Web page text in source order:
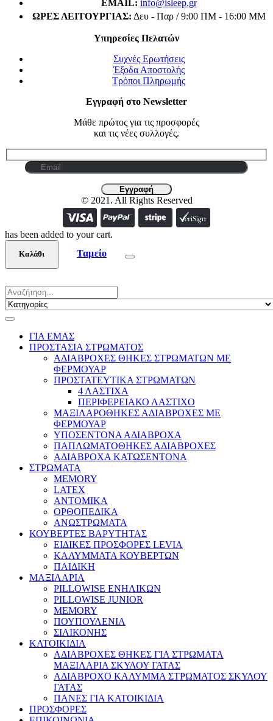
EMAIL: info@isleep.gr
ΏΡΕΣ ΛΕΙΤΟΥΡΓΊΑΣ: Δευ - Παρ / 9:00 ΠΜ - 16:00 ΜΜ
Υπηρεσίες Πελατών
Συχνές Ερωτήσεις
Έξοδα Αποστολής
Τρόποι Πληρωμής
Εγγραφή στο Newsletter
Μάθε πρώτος για τις προσφορές
και τις νέες συλλογές.
© 2021. All Rights Reserved
has been added to your cart.
Καλάθι Ταμείο
ΓΙΑ ΕΜΑΣ
ΠΡΟΣΤΑΣΙΑ ΣΤΡΩΜΑΤΟΣ
ΑΔΙΑΒΡΟΧΕΣ ΘΗΚΕΣ ΣΤΡΩΜΑΤΩΝ ΜΕ
ΦΕΡΜΟΥΑΡ
ΠΡΟΣΤΑΤΕΥΤΙΚΑ ΣΤΡΩΜΑΤΩΝ
4 ΛΑΣΤΙΧΑ
ΠΕΡΙΦΕΡΕΙΑΚΟ ΛΑΣΤΙΧΟ
ΜΑΞΙΛΑΡΟΘΗΚΕΣ ΑΔΙΑΒΡΟΧΕΣ ΜΕ
ΦΕΡΜΟΥΑΡ
ΥΠΟΣΕΝΤΟΝΑ ΑΔΙΑΒΡΟΧΑ
ΠΑΠΛΩΜΑΤΟΘΗΚΕΣ ΑΔΙΑΒΡΟΧΕΣ
ΑΔΙΑΒΡΟΧΑ ΚΑΤΩΣΕΝΤΟΝΑ
ΣΤΡΩΜΑΤΑ
MEMORY
LATEX
ΑΝΤΟΜΙΚΑ
ΟΡΘΟΠΕΔΙΚΑ
ΑΝΩΣΤΡΩΜΑΤΑ
ΚΟΥΒΕΡΤΕΣ ΒΑΡΥΤΗΤΑΣ
ΕΙΔΙΚΕΣ ΠΡΟΣΦΟΡΕΣ LEVIA
ΚΑΛΥΜΜΑΤΑ ΚΟΥΒΕΡΤΩΝ
ΠΑΙΔΙΚΗ
ΜΑΞΙΛΑΡΙΑ
PILLOWISE ΕΝΗΛΙΚΩΝ
PILLOWISE JUNIOR
MEMORY
ΠΟΥΠΟΥΛΕΝΙΑ
ΣΙΛΙΚΟΝΗΣ
ΚΑΤΟΙΚΙΔΙΑ
ΑΔΙΑΒΡΟΧΕΣ ΘΗΚΕΣ ΓΙΑ ΣΤΡΩΜΑΤΑ
ΜΑΞΙΛΑΡΙΑ ΣΚΥΛΟΥ ΓΑΤΑΣ
ΑΔΙΑΒΡΟΧΟ ΚΑΛΥΜΜΑ ΣΤΡΩΜΑΤΟΣ ΣΚΥΛΟΥ
ΓΑΤΑΣ
ΠΑΝΕΣ ΓΙΑ ΚΑΤΟΙΚΙΔΙΑ
ΠΡΟΣΦΟΡΕΣ